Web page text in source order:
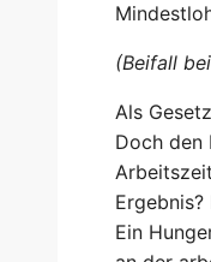
(Beifall
Als
Doch den
Ein